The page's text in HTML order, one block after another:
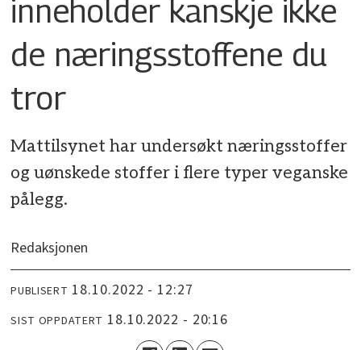
inneholder kanskje ikke
de næringsstoffene du
tror
Mattilsynet har undersøkt næringsstoffer
og uønskede stoffer i flere typer veganske
pålegg.
Redaksjonen
PUBLISERT 18.10.2022 - 12:27
SIST OPPDATERT 18.10.2022 - 20:16